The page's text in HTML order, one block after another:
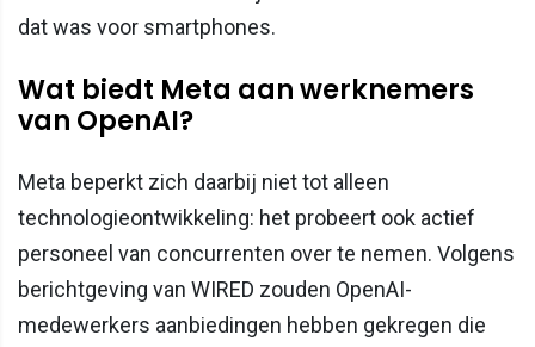
dat was voor smartphones.
Wat biedt Meta aan werknemers
van OpenAI?
Meta beperkt zich daarbij niet tot alleen
technologieontwikkeling: het probeert ook actief
personeel van concurrenten over te nemen. Volgens
berichtgeving van WIRED zouden OpenAI-
medewerkers aanbiedingen hebben gekregen die